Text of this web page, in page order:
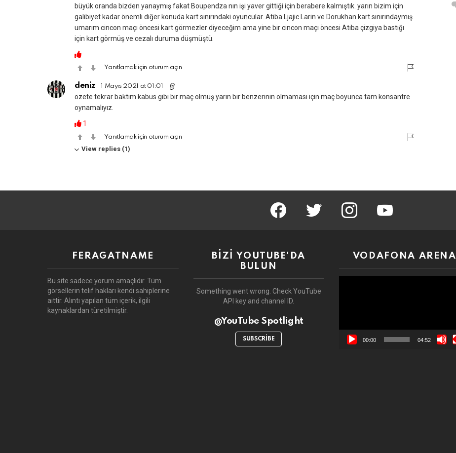
büyük oranda bizden yanaymış fakat Boupendza nın işi yaver gittiği için berabere kalmıştık. yarın bizim için
galibiyet kadar önemli diğer konuda kart sınırındaki oyuncular. Atiba Ljajic Larin ve Dorukhan kart sınırındaymış
umarım cincon maçı öncesi kart görmezler diyeceğim ama yine bir cincon maçı öncesi Atiba çizgiya bastığı
için kart görmüş ve cezalı duruma düşmüştü.
Yanıtlamak için oturum açın
deniz 1 Mayıs 2021 at 01:01
özete tekrar baktım kabus gibi bir maç olmuş yarın bir benzerinin olmaması için maç boyunca tam konsantre
oynamalıyız.
1
Yanıtlamak için oturum açın
View replies (1)
facebook twitter instagram youtube
FERAGATNAME
Bu site sadece yorum amaçlıdır. Tüm
görsellerin telif hakları kendi sahiplerine
aittir. Alıntı yapılan tüm içerik, ilgili
kaynaklardan türetilmiştir.
BİZİ YOUTUBE'DA
BULUN
Something went wrong. Check YouTube
API key and channel ID.
@YouTube Spotlight
SUBSCRIBE
VODAFONA ARENA
00:00 04:52